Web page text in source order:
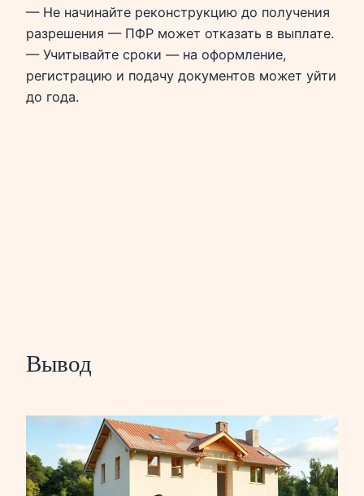
— Не начинайте реконструкцию до получения
разрешения — ПФР может отказать в выплате.
— Учитывайте сроки — на оформление,
регистрацию и подачу документов может уйти
до года.
Вывод